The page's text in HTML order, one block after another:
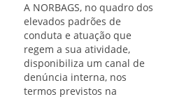
A NORBAGS, no quadro dos
elevados padrões de
conduta e atuação que
regem a sua atividade,
disponibiliza um canal de
denúncia interna, nos
termos previstos na